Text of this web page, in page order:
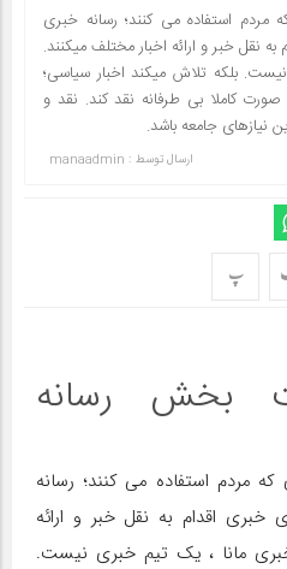
استفاده می کنند؛ رسانه خبری
نقل خبر و ارائه اخبار مختلف میکنند.
بلکه تلاش میکند اخبار سیاسی؛
کاملا بی طرفانه نقد کند. نقد و
نیازهای جامعه باشد.
ارسال توسط : manaadmin
پ
بخش رسانه
مردم استفاده می کنند؛ رسانه
خبری اقدام به نقل خبر و ارائه
مانا ، یک تیم خبری نیست.